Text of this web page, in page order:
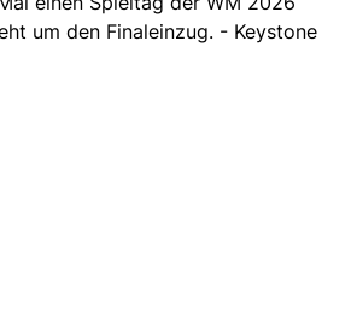
um den Finaleinzug. - Keystone